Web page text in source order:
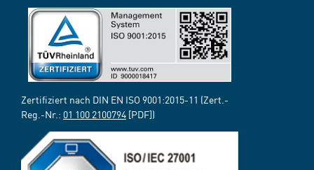
Zertifiziert nach DIN EN ISO 9001:2015-11 (Zert.-
Reg.-Nr.: 01 100 2100794 [PDF])